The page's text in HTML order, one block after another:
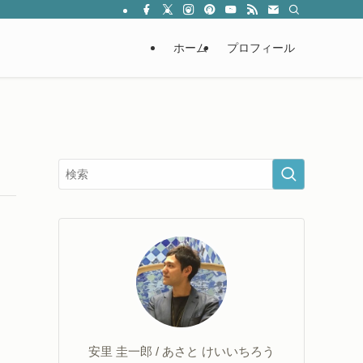
ホーム プロフィール
安里 圭一郎 / あさと けいいちろう